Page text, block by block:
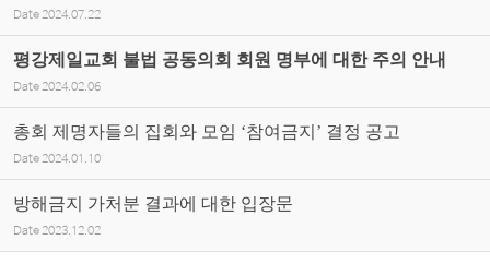
Date 2024.07.22
평강제일교회 불법 공동의회 회원 명부에 대한 주의 안내
Date 2024.02.06
총회 제명자들의 집회와 모임 ‘참여금지’ 결정 공고
Date 2024.01.10
방해금지 가처분 결과에 대한 입장문
Date 2023.12.02